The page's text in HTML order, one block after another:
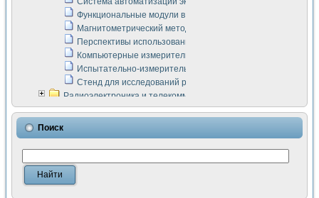
Функциональные модули в стандарте Nl SCXI для
Магнитометрический метод в дефектоскопии сварных
Перспективы использования машинного зрения в
Компьютерные измерительные системы для
Испытательно-измерительный комплекс аппаратуры для
Стенд для исследований рабочих процессов ДВС в
Радиоэлектроника и телекоммуникации
LabVIEW в расчетах радиолиний систем передачи данных
Аппаратно-программный комплекс для исследования
Виртуальный лабораторный стенд для исследования
Измерение шумовых параметров операционных
Измерительный преобразователь на основе цифровой
Поиск